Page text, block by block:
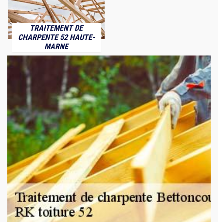
TRAITEMENT DE
CHARPENTE 52 HAUTE-
MARNE